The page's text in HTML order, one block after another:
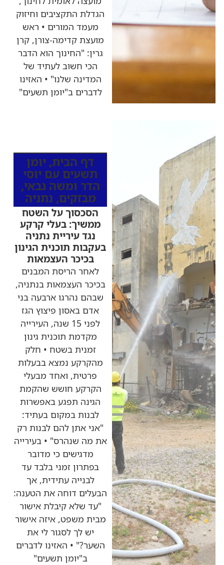
הגדלת התקציבים וחיזוק
מעמד המורים • ראש
מועצת קדימה-צורן, קרן
גרין: "החינוך הוא הדבר
הכי חשוב לעתיד של
המדינה שלנו" • האזינו
לדברים ב"יומן תשעים"
דף הבית, יומן
תשעים עם יוסי
הדר ומשה גבאי,
מבזקים, נתניה
הסכסוך על השטח
ממשיך: בעלי קרקע
נגד עיריית נתניה
בעקבות תוכנית הגינון
בכיכר העצמאות
לאחר הריסת המבנים
בכיכר העצמאות בנתניה,
שבהם נהרגו ארבעה בני
אדם באסון פיצוץ הגז
לפני 15 שנה, העירייה
מקדמת תוכנית גינון
זמנית בשטח • חלק
מהקרקע נמצא בבעלות
פרטית, ואחד מבעלי
הקרקע חושש שהקמת
הגינה תפגע באפשרות
לבנות במקום בעתיד:
"אני אתן להם לבנות רק
את מה שנהרס" • בעירייה
מדגישים כי מדובר
בפתרון זמני בלבד עד
לבנייה עתידית, אך
הבעלים דוחה את הטענה:
"עד שלא קיבלת אישור
מבית משפט, איזה אישור
יש לך לסגור לי את
השער?" • האזינו לדברים
ב"יומן תשעים"